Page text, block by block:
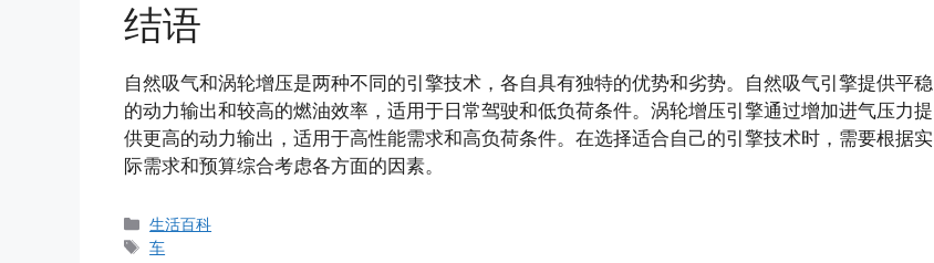
结语
自然吸气和涡轮增压是两种不同的引擎技术，各自具有独特的优势和劣势。自然吸气引擎提供平稳
的动力输出和较高的燃油效率，适用于日常驾驶和低负荷条件。涡轮增压引擎通过增加进气压力提
供更高的动力输出，适用于高性能需求和高负荷条件。在选择适合自己的引擎技术时，需要根据实
际需求和预算综合考虑各方面的因素。
分
类
生活百科
标
车